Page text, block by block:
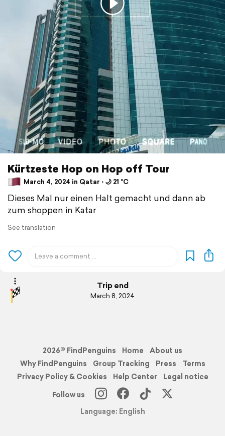
Kürtzeste Hop on Hop off Tour
March 4, 2024 in Qatar ⋅ 🌙 21 °C
Dieses Mal nur einen Halt gemacht und dann ab
zum shoppen in Katar
See translation
Trip end
March 8, 2024
2026© FindPenguins Home
About us
Why FindPenguins
Group Tracking Press
Terms
Privacy Policy & Cookies
Help Center
Legal notice
Follow us
Language: English